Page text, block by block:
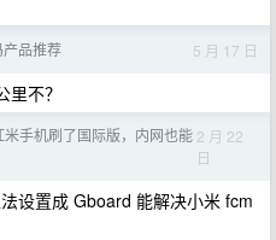
品推荐 5 月 17 日
不？
米手机刷了国际版，内网也能 2 月 22
日
设置成 Gboard 能解决小米 fcm